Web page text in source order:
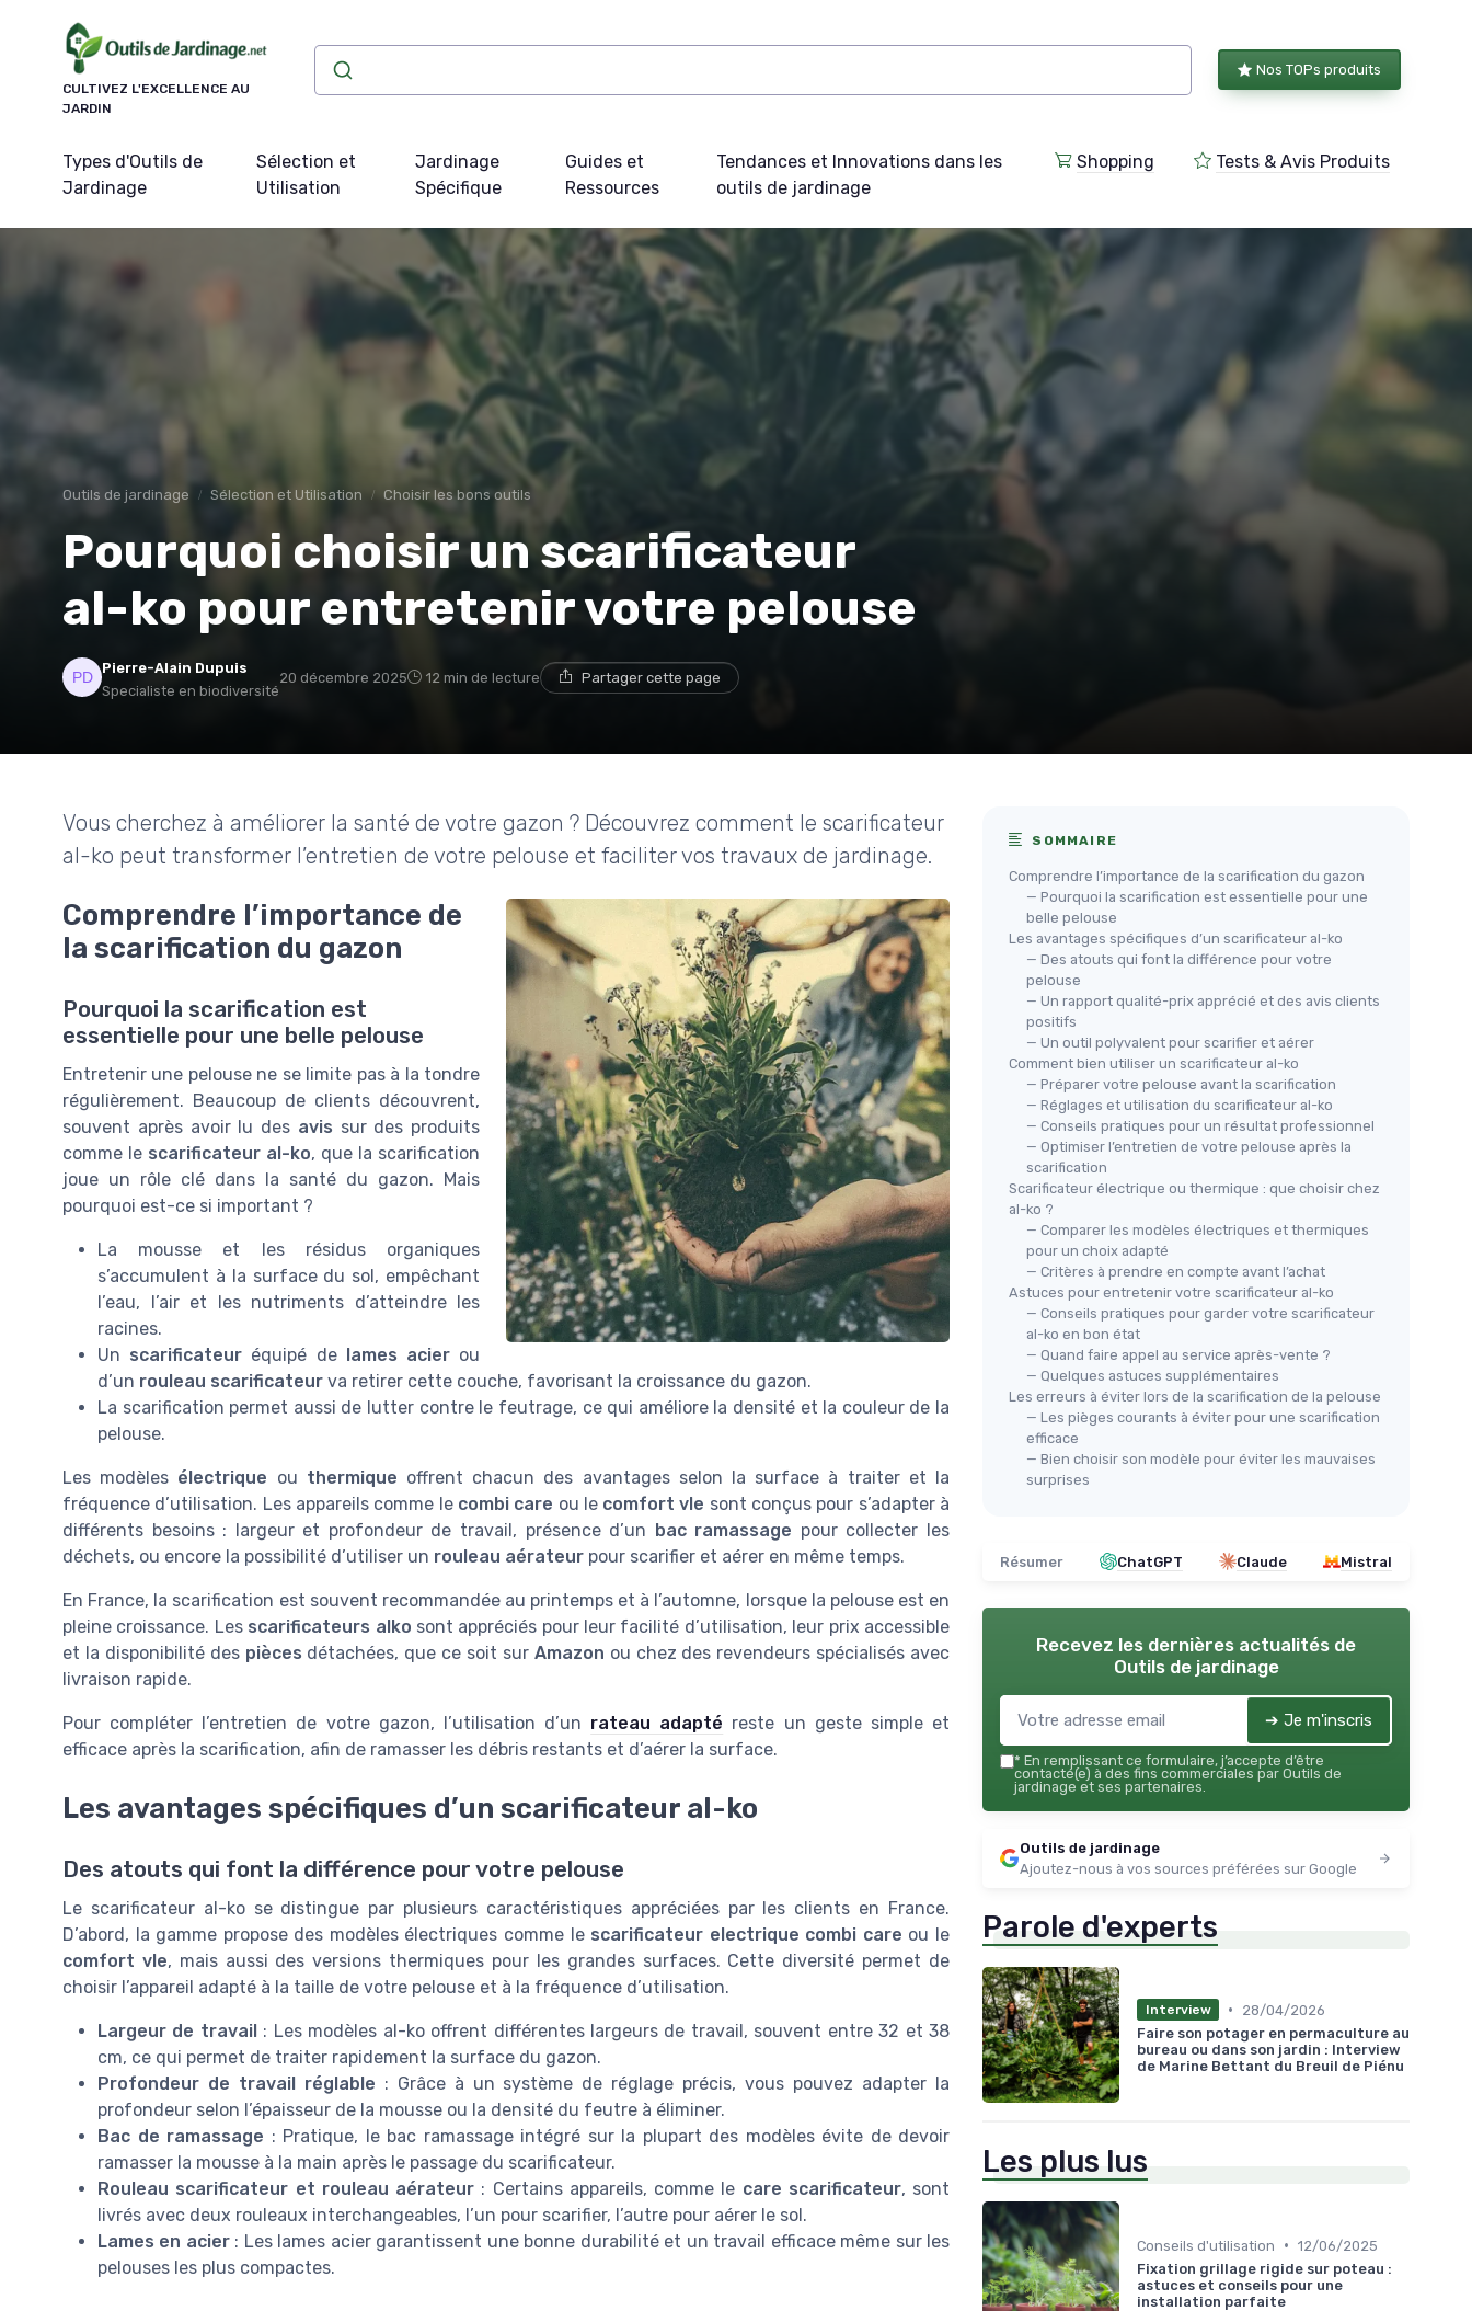
CULTIVEZ L'EXCELLENCE AU
JARDIN
Nos TOPs produits
Types d'Outils de
Jardinage
Sélection et
Utilisation
Jardinage
Spécifique
Guides et
Ressources
Tendances et Innovations dans les
outils de jardinage
Shopping Tests & Avis Produits
Outils de jardinage Sélection et Utilisation Choisir les bons outils
Pourquoi choisir un scarificateur
al-ko pour entretenir votre pelouse
Pierre-Alain Dupuis
Specialiste en biodiversité
20 décembre 2025 12 min de lecture Partager cette page
Vous cherchez à améliorer la santé de votre gazon ? Découvrez comment le scarificateur
al-ko peut transformer l’entretien de votre pelouse et faciliter vos travaux de jardinage.
Comprendre l’importance de
la scarification du gazon
Pourquoi la scarification est
essentielle pour une belle pelouse
Entretenir une pelouse ne se limite pas à la tondre
régulièrement. Beaucoup de clients découvrent,
souvent après avoir lu des avis sur des produits
comme le scarificateur al-ko, que la scarification
joue un rôle clé dans la santé du gazon. Mais
pourquoi est-ce si important ?
La mousse et les résidus organiques
s’accumulent à la surface du sol, empêchant
l’eau, l’air et les nutriments d’atteindre les
racines.
Un scarificateur équipé de lames acierou
d’un rouleau scarificateur va retirer cette couche, favorisant la croissance du gazon.
La scarification permet aussi de lutter contre le feutrage, ce qui améliore la densité et la couleur de la
pelouse.
Les modèles électrique ou thermique offrent chacun des avantages selon la surface à traiter et la
fréquence d’utilisation. Les appareils comme le combi care ou le comfort vle sont conçus pour s’adapter à
différents besoins : largeur et profondeur de travail, présence d’un bac ramassage pour collecter les
déchets, ou encore la possibilité d’utiliser un rouleau aérateur pour scarifier et aérer en même temps.
En France, la scarification est souvent recommandée au printemps et à l’automne, lorsque la pelouse est en
pleine croissance. Les scarificateurs alko sont appréciés pour leur facilité d’utilisation, leur prix accessible
et la disponibilité des pièces détachées, que ce soit sur Amazon ou chez des revendeurs spécialisés avec
livraison rapide.
Pour compléter l’entretien de votre gazon, l’utilisation d’un rateau adapté reste un geste simple et
efficace après la scarification, afin de ramasser les débris restants et d’aérer la surface.
Les avantages spécifiques d’un scarificateur al-ko
Des atouts qui font la différence pour votre pelouse
Le scarificateur al-ko se distingue par plusieurs caractéristiques appréciées par les clients en France.
D’abord, la gamme propose des modèles électriques comme le scarificateur electrique combi care ou le
comfort vle, mais aussi des versions thermiques pour les grandes surfaces. Cette diversité permet de
choisir l’appareil adapté à la taille de votre pelouse et à la fréquence d’utilisation.
Largeur de travail: Les modèles al-ko offrent différentes largeurs de travail, souvent entre 32 et 38
cm, ce qui permet de traiter rapidement la surface du gazon.
Profondeur de travail réglable : Grâce à un système de réglage précis, vous pouvez adapter la
profondeur selon l’épaisseur de la mousse ou la densité du feutre à éliminer.
Bac de ramassage : Pratique, le bac ramassage intégré sur la plupart des modèles évite de devoir
ramasser la mousse à la main après le passage du scarificateur.
Rouleau scarificateur et rouleau aérateur : Certains appareils, comme le care scarificateur, sont
livrés avec deux rouleaux interchangeables, l’un pour scarifier, l’autre pour aérer le sol.
Lames en acier: Les lames acier garantissent une bonne durabilité et un travail efficace même sur les
pelouses les plus compactes.
SOMMAIRE
Comprendre l’importance de la scarification du gazon
— Pourquoi la scarification est essentielle pour une
belle pelouse
Les avantages spécifiques d’un scarificateur al-ko
— Des atouts qui font la différence pour votre
pelouse
— Un rapport qualité-prix apprécié et des avis clients
positifs
— Un outil polyvalent pour scarifier et aérer
Comment bien utiliser un scarificateur al-ko
— Préparer votre pelouse avant la scarification
— Réglages et utilisation du scarificateur al-ko
— Conseils pratiques pour un résultat professionnel
— Optimiser l’entretien de votre pelouse après la
scarification
Scarificateur électrique ou thermique : que choisir chez
al-ko ?
— Comparer les modèles électriques et thermiques
pour un choix adapté
— Critères à prendre en compte avant l’achat
Astuces pour entretenir votre scarificateur al-ko
— Conseils pratiques pour garder votre scarificateur
al-ko en bon état
— Quand faire appel au service après-vente ?
— Quelques astuces supplémentaires
Les erreurs à éviter lors de la scarification de la pelouse
— Les pièges courants à éviter pour une scarification
efficace
— Bien choisir son modèle pour éviter les mauvaises
surprises
Résumer ChatGPT Claude Mistral
Recevez les dernières actualités de
Outils de jardinage
➔ Je m'inscris
* En remplissant ce formulaire, j’accepte d’être
contacté(e) à des fins commerciales par Outils de
jardinage et ses partenaires.
Outils de jardinage
Ajoutez-nous à vos sources préférées sur Google
Parole d'experts
Interview •
28/04/2026
Faire son potager en permaculture au
bureau ou dans son jardin : Interview
de Marine Bettant du Breuil de Piénu
Les plus lus
Conseils d'utilisation • 12/06/2025
Fixation grillage rigide sur poteau :
astuces et conseils pour une
installation parfaite